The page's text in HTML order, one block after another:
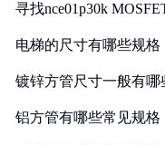
寻找nce01p30k
电梯的尺寸有哪些规格
镀锌方管尺寸一般有哪
铝方管有哪些常见规格